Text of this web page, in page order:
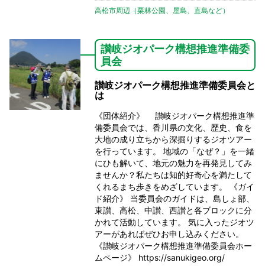
高松市周辺（栗林公園、屋島、直島など）
讃岐ジオパーク構想推進準備委
員会
讃岐ジオパーク構想推進準備委員会と
は
《団体紹介》 讃岐ジオパーク構想推進準
備委員会では、香川県の文化、歴史、食を
大地の成り立ちから深掘りするジオツアー
を行っています。 地域の「なぜ？」を一緒
にひも解いて、地元の魅力を再発見してみ
ませんか？私たちは知的好奇心を満たして
くれるまち歩きをめざしています。 《ガイ
ド紹介》 当委員会のガイドは、島しょ部、
東讃、高松、中讃、西讃と各ブロックに分
かれて活動しています。 気に入ったジオツ
アーがあればぜひお申し込みください。
《讃岐ジオパーク構想推進準備委員会ホー
ムページ》 https://sanukigeo.org/